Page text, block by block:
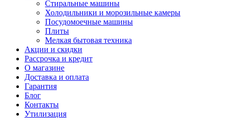
Стиральные машины
Холодильники и морозильные камеры
Посудомоечные машины
Плиты
Мелкая бытовая техника
Акции и скидки
Рассрочка и кредит
О магазине
Доставка и оплата
Гарантия
Блог
Контакты
Утилизация